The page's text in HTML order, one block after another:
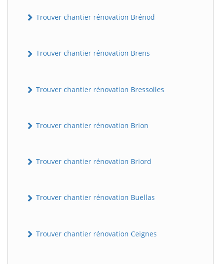
Trouver chantier rénovation Brénod
Trouver chantier rénovation Brens
Trouver chantier rénovation Bressolles
Trouver chantier rénovation Brion
Trouver chantier rénovation Briord
Trouver chantier rénovation Buellas
Trouver chantier rénovation Ceignes